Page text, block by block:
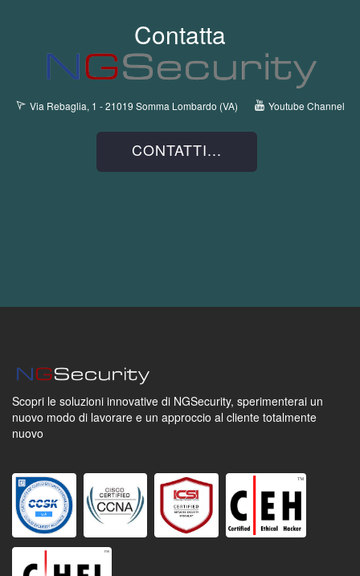
Contatta
Via Rebaglia, 1 - 21019 Somma Lombardo (VA) Youtube Channel
CONTATTI...
Scopri le soluzioni innovative di NGSecurity, sperimenterai un
nuovo modo di lavorare e un approccio al cliente totalmente
nuovo